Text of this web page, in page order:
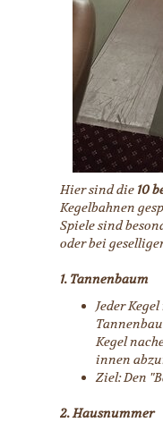
Hier sind die 10
Kegelbahnen
Spiele sind
oder bei
1. Tannenbaum
Jeder
Kegel
innen
Ziel: Den
2. Hausnummer